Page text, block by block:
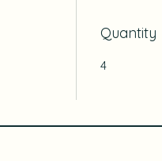
Quantity
4